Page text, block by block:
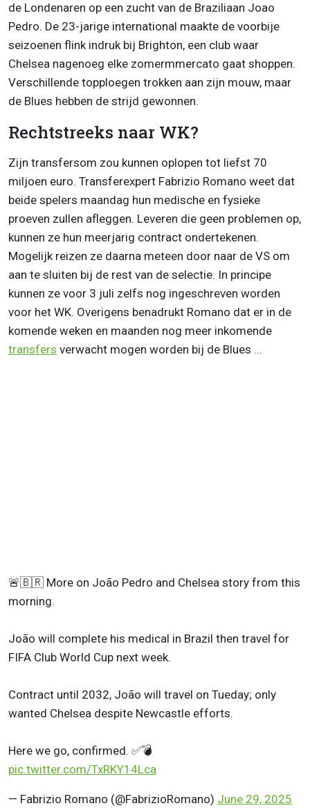
de Londenaren op een zucht van de Braziliaan Joao
Pedro. De 23-jarige international maakte de voorbije
seizoenen flink indruk bij Brighton, een club waar
Chelsea nagenoeg elke zomermmercato gaat shoppen.
Verschillende topploegen trokken aan zijn mouw, maar
de Blues hebben de strijd gewonnen.
Rechtstreeks naar WK?
Zijn transfersom zou kunnen oplopen tot liefst 70
miljoen euro. Transferexpert Fabrizio Romano weet dat
beide spelers maandag hun medische en fysieke
proeven zullen afleggen. Leveren die geen problemen op,
kunnen ze hun meerjarig contract ondertekenen.
Mogelijk reizen ze daarna meteen door naar de VS om
aan te sluiten bij de rest van de selectie. In principe
kunnen ze voor 3 juli zelfs nog ingeschreven worden
voor het WK. Overigens benadrukt Romano dat er in de
komende weken en maanden nog meer inkomende
transfers verwacht mogen worden bij de Blues ...
🚨🇧🇷 More on João Pedro and Chelsea story from this
morning.
João will complete his medical in Brazil then travel for
FIFA Club World Cup next week.
Contract until 2032, João will travel on Tueday; only
wanted Chelsea despite Newcastle efforts.
Here we go, confirmed. ✅💣
pic.twitter.com/TxRKY14Lca
— Fabrizio Romano (@FabrizioRomano) June 29, 2025